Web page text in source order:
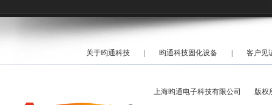
关于昀通科技 昀通科技固化设备 客户见
上海昀通电子科技有限公司 版权